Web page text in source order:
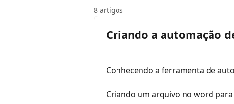
8 artigos
Criando a automação
Conhecendo a ferramenta de
Criando um arquivo no word